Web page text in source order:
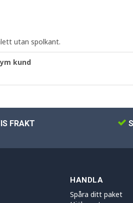
utan spolkant.
kund
FRAKT
HANDLA
Spåra ditt paket